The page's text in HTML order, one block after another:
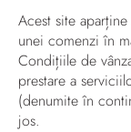
Acest site
unei comenzi în
Condițiile de
prestare a
(denumite în
jos.